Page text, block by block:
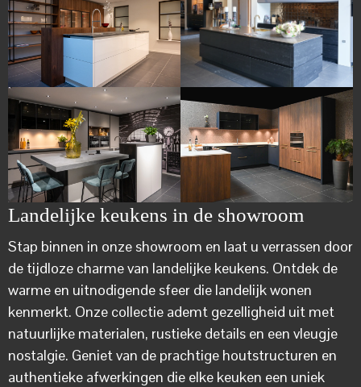
Landelijke keukens in de showroom
Stap binnen in onze showroom en laat u verrassen door
de tijdloze charme van landelijke keukens. Ontdek de
warme en uitnodigende sfeer die landelijk wonen
kenmerkt. Onze collectie ademt gezelligheid uit met
natuurlijke materialen, rustieke details en een vleugje
nostalgie. Geniet van de prachtige houtstructuren en
authentieke afwerkingen die elke keuken een uniek